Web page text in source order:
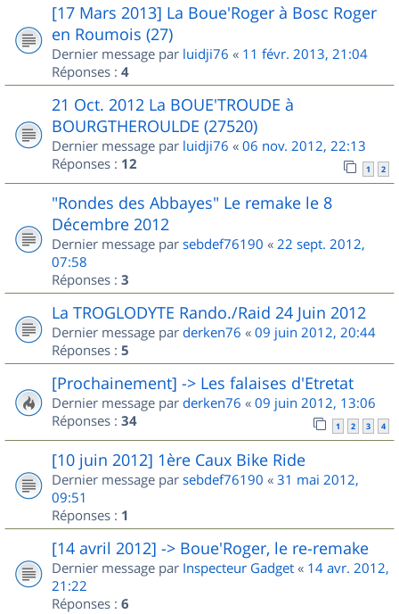
[17 Mars 2013] La Boue'Roger à Bosc Roger
en Roumois (27)
Dernier message par luidji76 « 11 févr. 2013, 21:04
Réponses : 4
21 Oct. 2012 La BOUE'TROUDE à
BOURGTHEROULDE (27520)
Dernier message par luidji76 « 06 nov. 2012, 22:13
Réponses : 12 1 2
"Rondes des Abbayes" Le remake le 8
Décembre 2012
Dernier message par sebdef76190 « 22 sept. 2012,
07:58
Réponses : 3
La TROGLODYTE Rando./Raid 24 Juin 2012
Dernier message par derken76 « 09 juin 2012, 20:44
Réponses : 5
[Prochainement] -> Les falaises d'Etretat
Dernier message par derken76 « 09 juin 2012, 13:06
Réponses : 34 1 2 3 4
[10 juin 2012] 1ère Caux Bike Ride
Dernier message par sebdef76190 « 31 mai 2012,
09:51
Réponses : 1
[14 avril 2012] -> Boue'Roger, le re-remake
Dernier message par Inspecteur Gadget « 14 avr. 2012,
21:22
Réponses : 6